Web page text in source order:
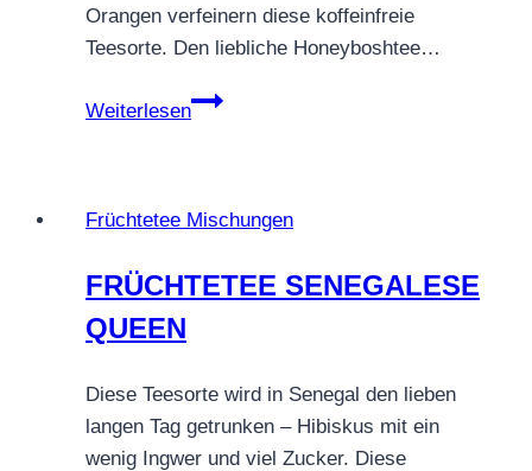
Orangen verfeinern diese koffeinfreie
Teesorte. Den liebliche Honeyboshtee…
Weiterlesen
Honeybush
Früchtetee Mischungen
FRÜCHTETEE SENEGALESE
QUEEN
Diese Teesorte wird in Senegal den lieben
langen Tag getrunken – Hibiskus mit ein
wenig Ingwer und viel Zucker. Diese